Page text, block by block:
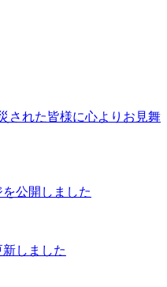
された皆様に心よりお見舞
公開しました
しました